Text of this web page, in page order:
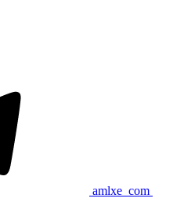
amlxe_com